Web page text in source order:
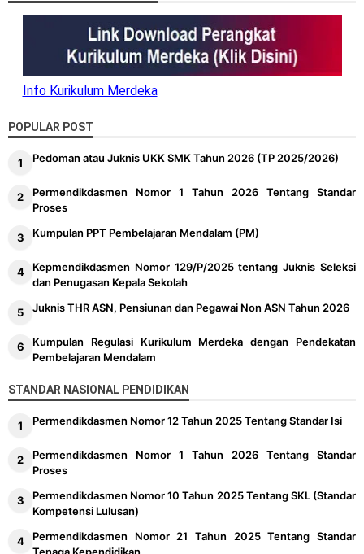
Info Kurikulum Merdeka
POPULAR POST
Pedoman atau Juknis UKK SMK Tahun 2026 (TP 2025/2026)
Permendikdasmen Nomor 1 Tahun 2026 Tentang Standar
Proses
Kumpulan PPT Pembelajaran Mendalam (PM)
Kepmendikdasmen Nomor 129/P/2025 tentang Juknis Seleksi
dan Penugasan Kepala Sekolah
Juknis THR ASN, Pensiunan dan Pegawai Non ASN Tahun 2026
Kumpulan Regulasi Kurikulum Merdeka dengan Pendekatan
Pembelajaran Mendalam
STANDAR NASIONAL PENDIDIKAN
Permendikdasmen Nomor 12 Tahun 2025 Tentang Standar Isi
Permendikdasmen Nomor 1 Tahun 2026 Tentang Standar
Proses
Permendikdasmen Nomor 10 Tahun 2025 Tentang SKL (Standar
Kompetensi Lulusan)
Permendikdasmen Nomor 21 Tahun 2025 Tentang Standar